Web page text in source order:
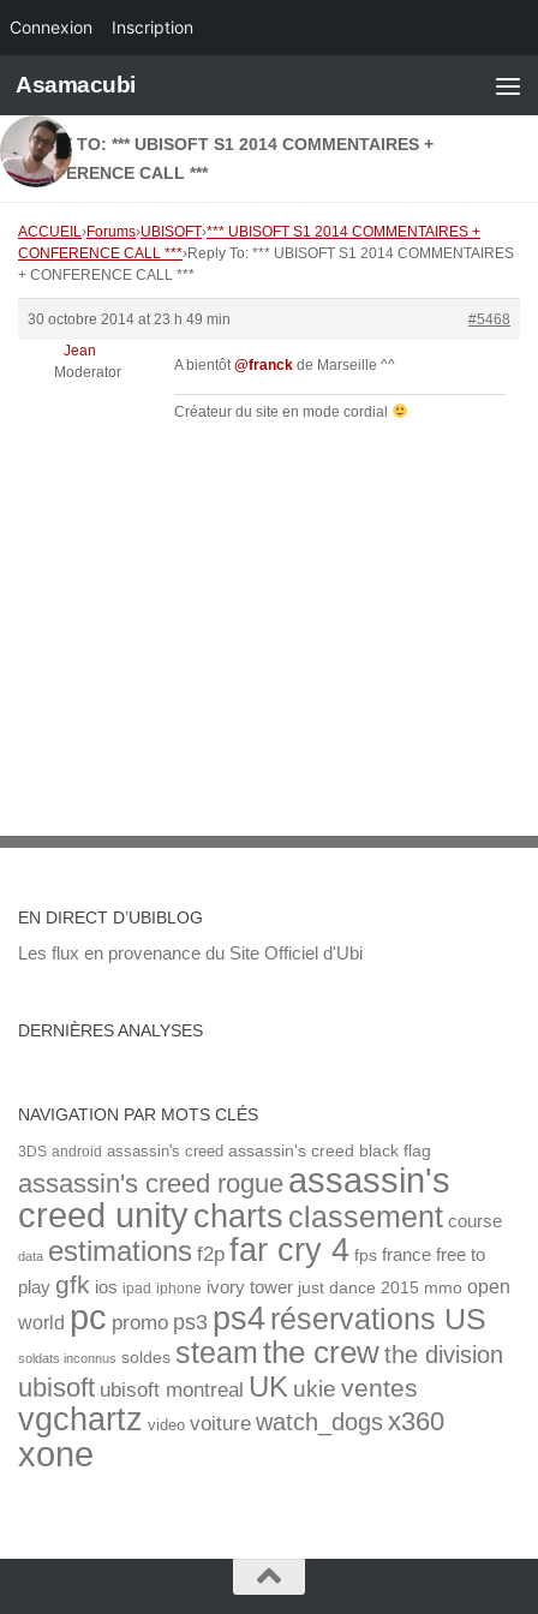
Connexion Inscription
Skip to content
Asamacubi
REPLY TO: *** UBISOFT S1 2014 COMMENTAIRES +
CONFERENCE CALL ***
ACCUEIL›Forums›UBISOFT›*** UBISOFT S1 2014 COMMENTAIRES +
CONFERENCE CALL ***›Reply To: *** UBISOFT S1 2014 COMMENTAIRES
+ CONFERENCE CALL ***
30 octobre 2014 at 23 h 49 min
#5468
Jean
Moderator
A bientôt@franck de Marseille ^^
Créateur du site en mode cordial
EN DIRECT D’UBIBLOG
Les flux en provenance du Site Officiel d'Ubi
DERNIÈRES ANALYSES
NAVIGATION PAR MOTS CLÉS
3DS android assassin's creed assassin's creed black flag
assassin's creed rogue assassin's
creed unitycharts classement course
data estimations f2p far cry 4 fps france free to
play gfk ios ipad iphone ivory tower just dance 2015 mmo open
world pc promo ps3 ps4réservations US
soldats inconnus soldes steamthe crewthe division
ubisoft ubisoft montreal UK ukie ventes
vgchartz video voiture watch_dogsx360
xone